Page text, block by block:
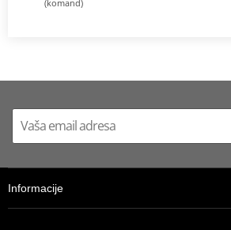
(komand)
Informacije